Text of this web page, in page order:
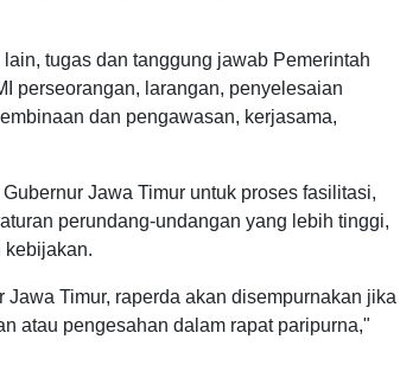
tugas dan tanggung jawab Pemerintah
perseorangan, larangan, penyelesaian
dan pengawasan, kerjasama,
Jawa Timur untuk proses fasilitasi,
perundang-undangan yang lebih tinggi,
kebijakan.
Timur, raperda akan disempurnakan jika
atau pengesahan dalam rapat paripurna,"